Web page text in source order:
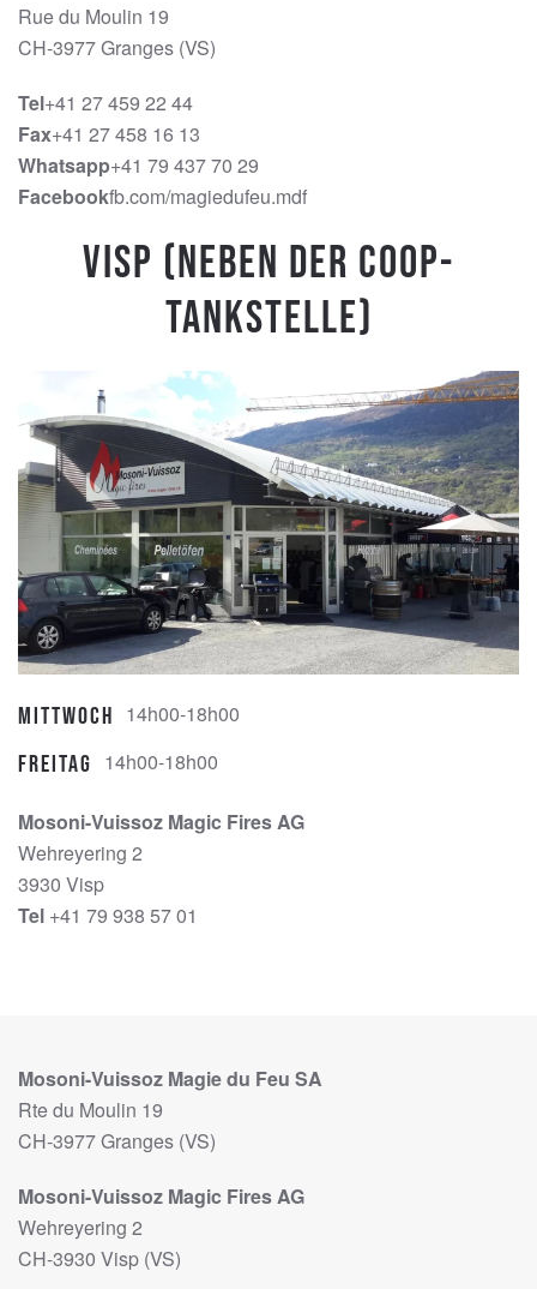
Rue du Moulin 19
CH-3977 Granges (VS)
Tel+41 27 459 22 44
Fax+41 27 458 16 13
Whatsapp+41 79 437 70 29
Facebookfb.com/magiedufeu.mdf
Visp (Neben der Coop-
Tankstelle)
Mittwoch 14h00-18h00
Freitag 14h00-18h00
Mosoni-Vuissoz Magic Fires AG
Wehreyering 2
3930 Visp
Tel +41 79 938 57 01
Mosoni-Vuissoz Magie du Feu SA
Rte du Moulin 19
CH-3977 Granges (VS)
Mosoni-Vuissoz Magic Fires AG
Wehreyering 2
CH-3930 Visp (VS)